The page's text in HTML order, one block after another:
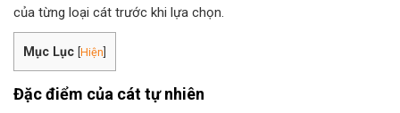
của từng loại cát trước khi lựa chọn.
Mục Lục [Hiện]
Đặc điểm của cát tự nhiên